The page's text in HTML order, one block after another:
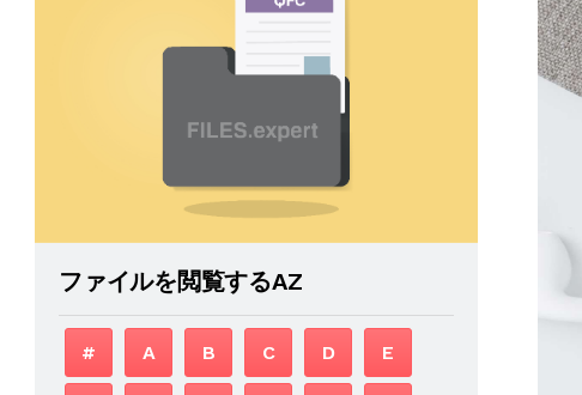
ファイルを閲覧するAZ
# A B C D E